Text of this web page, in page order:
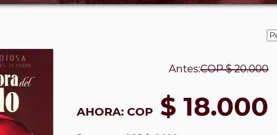
Antes:COP$ 20.000
AHORA: COP $ 18.000